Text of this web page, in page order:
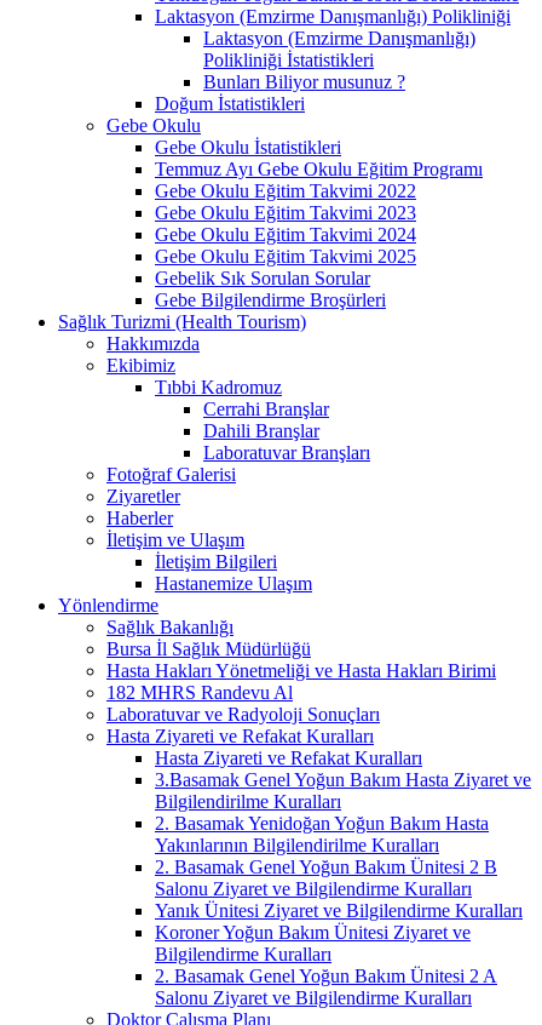
Laktasyon (Emzirme Danışmanlığı) Polikliniği
Laktasyon (Emzirme Danışmanlığı)
Polikliniği İstatistikleri
Bunları Biliyor musunuz ?
Doğum İstatistikleri
Gebe Okulu
Gebe Okulu İstatistikleri
Temmuz Ayı Gebe Okulu Eğitim Programı
Gebe Okulu Eğitim Takvimi 2022
Gebe Okulu Eğitim Takvimi 2023
Gebe Okulu Eğitim Takvimi 2024
Gebe Okulu Eğitim Takvimi 2025
Gebelik Sık Sorulan Sorular
Gebe Bilgilendirme Broşürleri
Sağlık Turizmi (Health Tourism)
Hakkımızda
Ekibimiz
Tıbbi Kadromuz
Cerrahi Branşlar
Dahili Branşlar
Laboratuvar Branşları
Fotoğraf Galerisi
Ziyaretler
Haberler
İletişim ve Ulaşım
İletişim Bilgileri
Hastanemize Ulaşım
Yönlendirme
Sağlık Bakanlığı
Bursa İl Sağlık Müdürlüğü
Hasta Hakları Yönetmeliği ve Hasta Hakları Birimi
182 MHRS Randevu Al
Laboratuvar ve Radyoloji Sonuçları
Hasta Ziyareti ve Refakat Kuralları
Hasta Ziyareti ve Refakat Kuralları
3.Basamak Genel Yoğun Bakım Hasta Ziyaret ve
Bilgilendirilme Kuralları
2. Basamak Yenidoğan Yoğun Bakım Hasta
Yakınlarının Bilgilendirilme Kuralları
2. Basamak Genel Yoğun Bakım Ünitesi 2 B
Salonu Ziyaret ve Bilgilendirme Kuralları
Yanık Ünitesi Ziyaret ve Bilgilendirme Kuralları
Koroner Yoğun Bakım Ünitesi Ziyaret ve
Bilgilendirme Kuralları
2. Basamak Genel Yoğun Bakım Ünitesi 2 A
Salonu Ziyaret ve Bilgilendirme Kuralları
Doktor Çalışma Planı